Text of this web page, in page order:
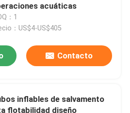
acuáticas
：1
：US$4-US$405
Contacto
inflables de salvamento
flotabilidad diseño